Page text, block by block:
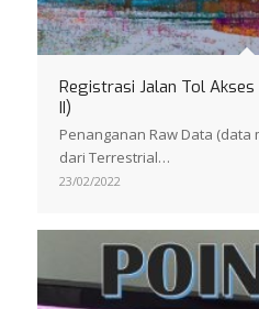
Registrasi Jalan Tol
II)
Penanganan Raw Data
dari Terrestrial…
23/02/2022